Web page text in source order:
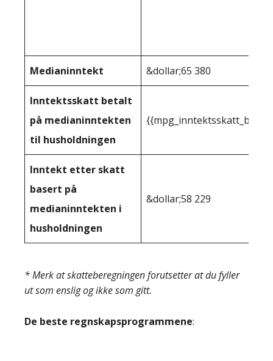
Medianinntekt &dollar;65 380
Inntektsskatt betalt
på medianinntekten
til husholdningen
Inntekt etter skatt
basert på
medianinntekten i
husholdningen
&dollar;58 229
* Merk at skatteberegningen forutsetter at du fyller
ut som enslig og ikke som gitt.
De beste regnskapsprogrammene: